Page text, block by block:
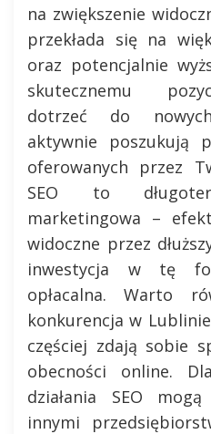
na zwiększenie
przekłada się na
oraz potencjalnie
skutecznemu
dotrzeć do
aktywnie poszukują
oferowanych przez
SEO to
marketingowa –
widoczne przez
inwestycja w tę
opłacalna. Warto
konkurencja w
częściej zdają sobie
obecności online.
działania SEO
innymi